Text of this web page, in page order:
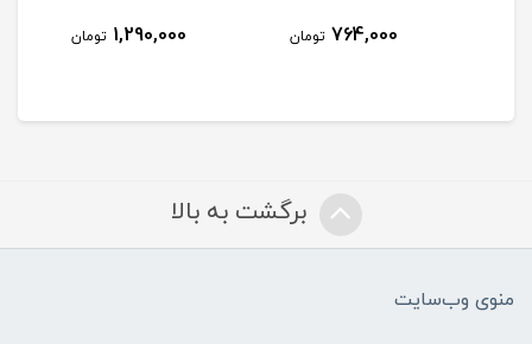
764,000 تومان 1,290,000 تومان
برگشت به بالا
منوی وب‌سایت